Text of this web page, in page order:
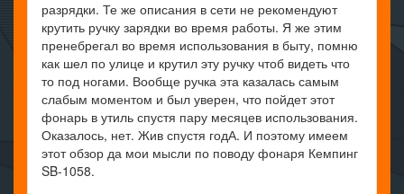
разрядки. Те же описания в сети не рекомендуют
крутить ручку зарядки во время работы. Я же этим
пренебрегал во время использования в быту, помню
как шел по улице и крутил эту ручку чтоб видеть что
то под ногами. Вообще ручка эта казалась самым
слабым моментом и был уверен, что пойдет этот
фонарь в утиль спустя пару месяцев использования.
Оказалось, нет. Жив спустя годА. И поэтому имеем
этот обзор да мои мысли по поводу фонаря Кемпинг
SB-1058.